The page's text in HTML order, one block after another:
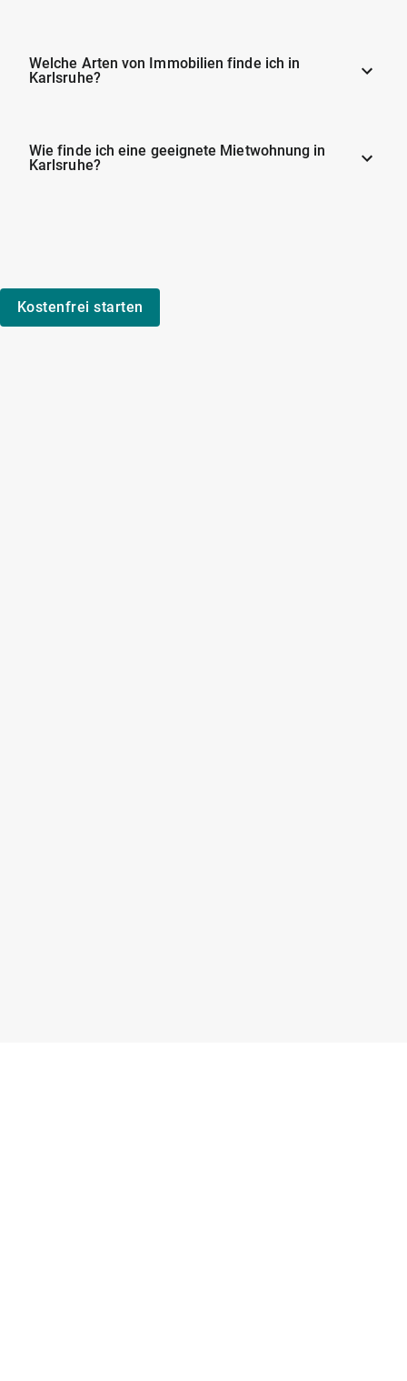
Welche Arten von Immobilien finde ich in
Karlsruhe?
Wie finde ich eine geeignete Mietwohnung in
Karlsruhe?
Kostenfrei starten